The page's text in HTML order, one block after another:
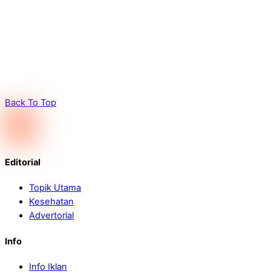
Back To Top
Editorial
Topik Utama
Kesehatan
Advertorial
Info
Info Iklan